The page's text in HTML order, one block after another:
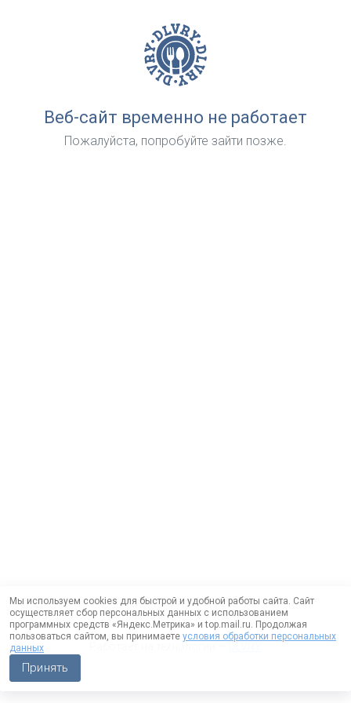
Веб-сайт временно не работает
Пожалуйста, попробуйте зайти позже.
Мы используем cookies для быстрой и удобной работы сайта. Сайт
осуществляет сбор персональных данных с использованием
программных средств «Яндекс.Метрика» и top.mail.ru. Продолжая
пользоваться сайтом, вы принимаете условия обработки персональных
данных
Принять